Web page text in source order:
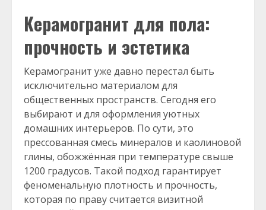
Керамогранит для пола:
прочность и эстетика
Керамогранит уже давно перестал быть
исключительно материалом для
общественных пространств. Сегодня его
выбирают и для оформления уютных
домашних интерьеров. По сути, это
прессованная смесь минералов и каолиновой
глины, обожжённая при температуре свыше
1200 градусов. Такой подход гарантирует
феноменальную плотность и прочность,
которая по праву считается визитной